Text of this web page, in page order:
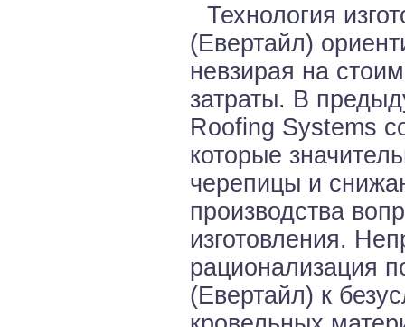
Технология
(Евертайл)
невзирая на
затраты. В
Roofing Systems
которые
черепицы и
производства
изготовления.
рационализация
(Евертайл) к